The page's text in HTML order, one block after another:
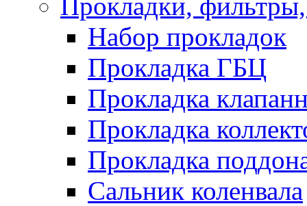
Набор прокладок
Прокладка ГБЦ
Прокладка
Прокладка
Прокладка
Сальник коленвала